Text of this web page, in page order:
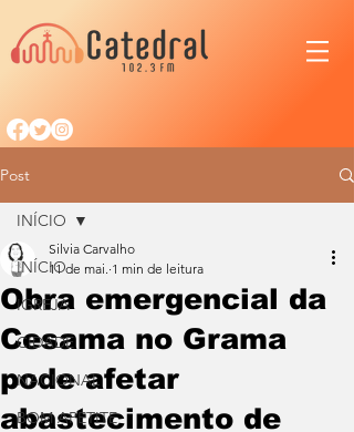
Post
INÍCIO
IGREJA
CIDADE
NACIONAL
BOM APETITE
INÍCIO
Obra emergencial da
Cesama no Grama
pode afetar
abastecimento de
Silvia Carvalho
11 de mai. 1 min de leitura